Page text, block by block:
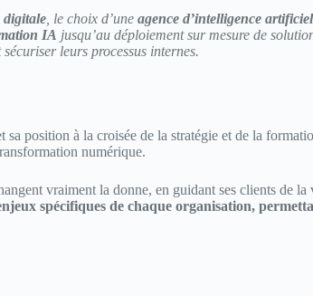
, le choix d’une agence d’intelligence
IA jusqu’au déploiement sur mesure de
leurs processus internes.
position à la croisée de la stratégie et de la
numérique.
vraiment la donne, en guidant ses clients de
spécifiques de chaque organisation,